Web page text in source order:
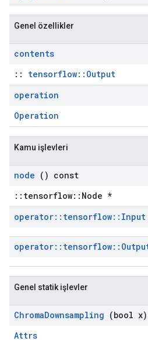
Genel özellikler
contents
:: tensorflow::Output
operation
Operation
Kamu işlevleri
node () const
::tensorflow::Node *
operator:: tensorflow:: Input
operator:: tensorflow::
Genel statik işlevler
ChromaDownsampling (bool x)
Attrs